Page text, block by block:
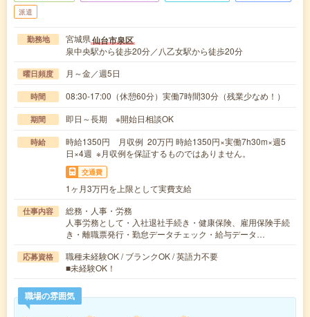
派遣
勤務地 宮城県仙台市泉区
泉中央駅から徒歩20分／八乙女駅から徒歩20分
曜日頻度 月～金／週5日
時間 08:30-17:00（休憩60分）実働7時間30分（残業少なめ！）
期間 即日～長期 ※開始日相談OK
時給
時給1350円 月収例 20万円 時給1350円×実働7h30m×週5
日×4週 ※月収例を保証するものではありません。
交通費
1ヶ月3万円を上限として実費支給
仕事内容
総務・人事・労務
人事労務として・入社退社手続き・健康保険、雇用保険手続
き・離職票発行・勤怠データチェック・給与データ…
応募資格
職種未経験OK / ブランクOK / 英語力不要
■未経験OK！
職場の雰囲気